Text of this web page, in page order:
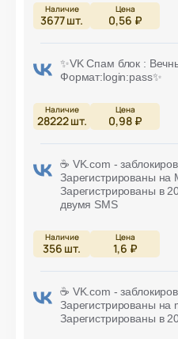
3677шт. 0,56 ₽
✨VK Спам блок :
Формат:login:pass✨
28222шт. 0,98 ₽
☕ VK.com -
Зарегистрированы
Зарегистрированы в
двумя SMS
356 шт. 1,6 ₽
☕ VK.com -
Зарегистрированы на
Зарегистрированы в